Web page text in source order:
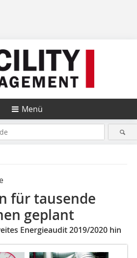
Menü
für tausende
geplant
Energieaudit 2019/2020 hin